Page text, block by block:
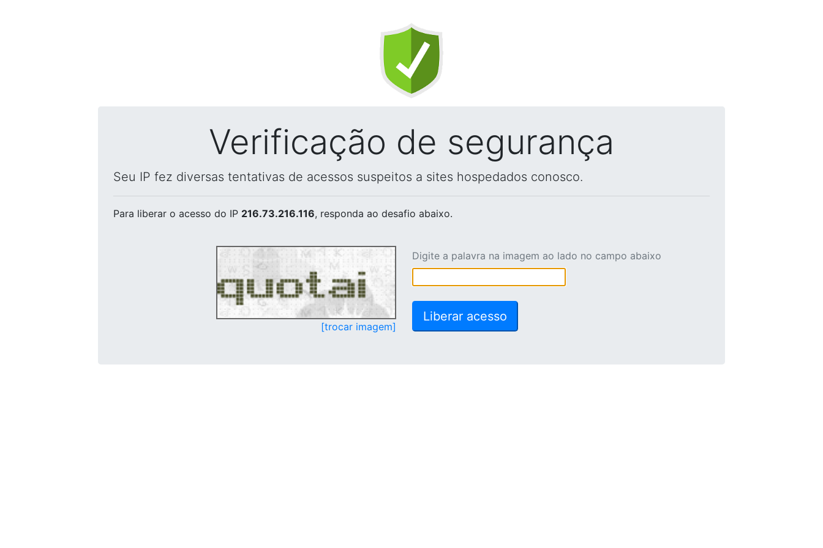
Verificação de segurança
Seu IP fez diversas tentativas de acessos suspeitos a sites hospedados conosco.
Para liberar o acesso do IP 216.73.216.116, responda ao desafio abaixo.
[trocar imagem]
Digite a palavra na imagem ao lado no campo abaixo